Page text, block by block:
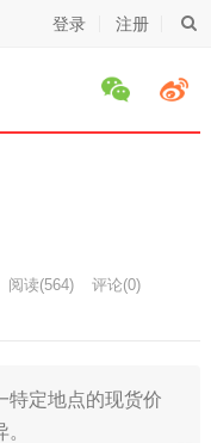
登录 注册
阅读(564) 评论(0)
定地点的现货价